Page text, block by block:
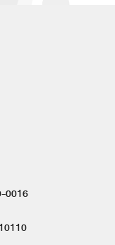
0016